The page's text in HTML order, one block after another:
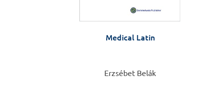
Medical Latin
Erzsébet Belák